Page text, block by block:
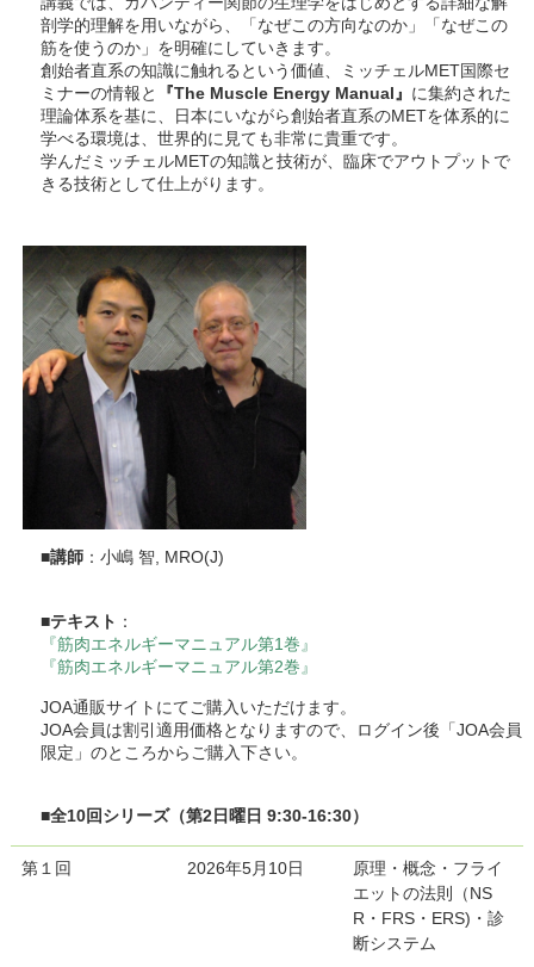
剖学的理解を用いながら、「なぜこの方向なのか」「なぜこの
筋を使うのか」を明確にしていきます。
創始者直系の知識に触れるという価値、ミッチェルMET国際セ
ミナーの情報と
『The Muscle Energy Manual』 に集約された
理論体系を基に、日本にいながら創始者直系のMETを体系的に
学べる環境は、世界的に見ても非常に貴重です。
学んだミッチェルMETの知識と技術が、臨床でアウトプットで
きる技術として仕上がります。
■講師：小嶋 智, MRO(J)
■テキスト ：
『筋肉エネルギーマニュアル第1巻』
『筋肉エネルギーマニュアル第2巻』
JOA通販サイトにてご購入いただけます。
JOA会員は割引適用価格となりますので、ログイン後「JOA会員
限定」のところからご購入下さい。
■全10回シリーズ（第2日曜日 9:30-16:30）
第１回 2026年5月10日
原理・概念・フライ
エットの法則（NS
R・FRS・ERS)・診
断システム